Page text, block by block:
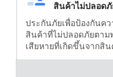
สินค้าไม่ปลอด
ประกันภัยเพื่อป้องกันค
สินค้าที่ไม่ปลอดภัยตา
เสียหายที่เกิดขึ้นจากสิ